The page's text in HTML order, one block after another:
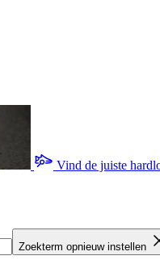
Vind de juiste
Zoekterm opnieuw instellen